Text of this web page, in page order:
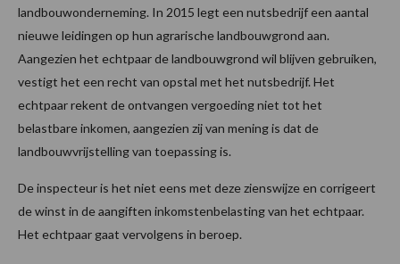
landbouwonderneming. In 2015 legt een nutsbedrijf een aantal
nieuwe leidingen op hun agrarische landbouwgrond aan.
Aangezien het echtpaar de landbouwgrond wil blijven gebruiken,
vestigt het een recht van opstal met het nutsbedrijf. Het
echtpaar rekent de ontvangen vergoeding niet tot het
belastbare inkomen, aangezien zij van mening is dat de
landbouwvrijstelling van toepassing is.
De inspecteur is het niet eens met deze zienswijze en corrigeert
de winst in de aangiften inkomstenbelasting van het echtpaar.
Het echtpaar gaat vervolgens in beroep.